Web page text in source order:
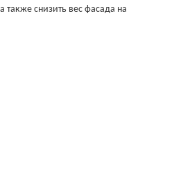
также снизить вес фасада на